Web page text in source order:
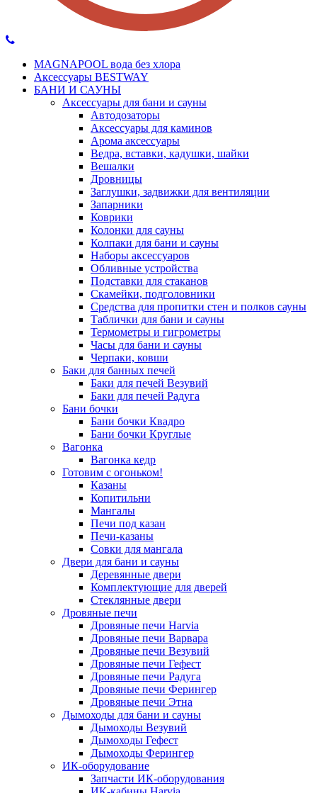
MAGNAPOOL вода без хлора
Аксессуары BESTWAY
БАНИ И САУНЫ
Аксессуары для бани и сауны
Автодозаторы
Аксессуары для каминов
Арома аксессуары
Ведра, вставки, кадушки, шайки
Вешалки
Дровницы
Заглушки, задвижки для вентиляции
Запарники
Коврики
Колонки для сауны
Колпаки для бани и сауны
Наборы аксессуаров
Обливные устройства
Подставки для стаканов
Скамейки, подголовники
Средства для пропитки стен и полков сауны
Таблички для бани и сауны
Термометры и гигрометры
Часы для бани и сауны
Черпаки, ковши
Баки для банных печей
Баки для печей Везувий
Баки для печей Радуга
Бани бочки
Бани бочки Квадро
Бани бочки Круглые
Вагонка
Вагонка кедр
Готовим с огоньком!
Казаны
Копитильни
Мангалы
Печи под казан
Печи-казаны
Совки для мангала
Двери для бани и сауны
Деревянные двери
Комплектующие для дверей
Стеклянные двери
Дровяные печи
Дровяные печи Harvia
Дровяные печи Варвара
Дровяные печи Везувий
Дровяные печи Гефест
Дровяные печи Радуга
Дровяные печи Ферингер
Дровяные печи Этна
Дымоходы для бани и сауны
Дымоходы Везувий
Дымоходы Гефест
Дымоходы Ферингер
ИК-оборудование
Запчасти ИК-оборудования